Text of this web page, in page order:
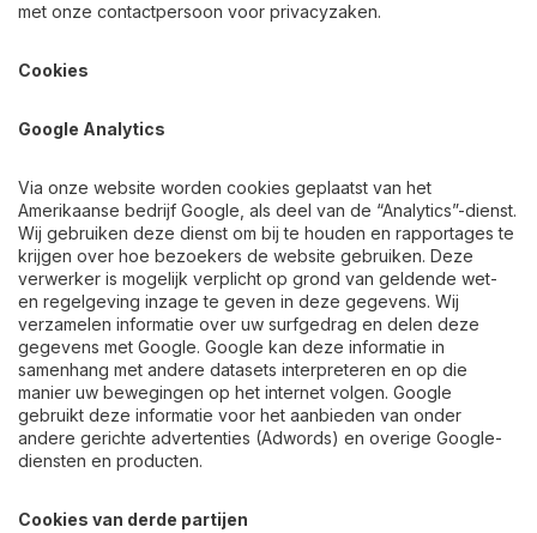
met onze contactpersoon voor privacyzaken.
Cookies
Google Analytics
Via onze website worden cookies geplaatst van het
Amerikaanse bedrijf Google, als deel van de “Analytics”-dienst.
Wij gebruiken deze dienst om bij te houden en rapportages te
krijgen over hoe bezoekers de website gebruiken. Deze
verwerker is mogelijk verplicht op grond van geldende wet-
en regelgeving inzage te geven in deze gegevens. Wij
verzamelen informatie over uw surfgedrag en delen deze
gegevens met Google. Google kan deze informatie in
samenhang met andere datasets interpreteren en op die
manier uw bewegingen op het internet volgen. Google
gebruikt deze informatie voor het aanbieden van onder
andere gerichte advertenties (Adwords) en overige Google-
diensten en producten.
Cookies van derde partijen